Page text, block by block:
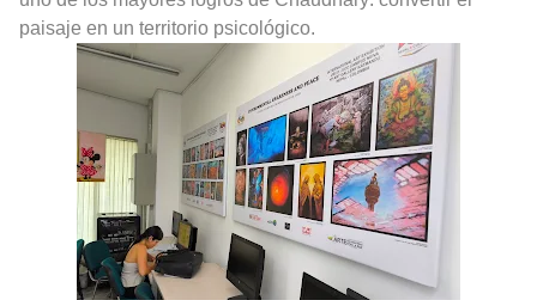
paisaje en un territorio psicológico.